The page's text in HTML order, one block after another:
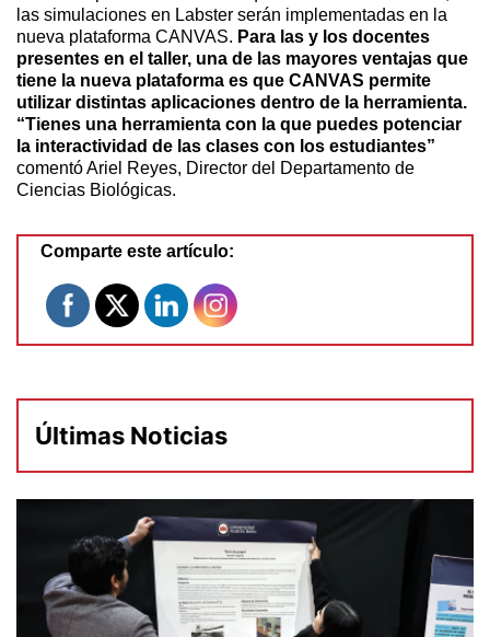
las simulaciones en Labster serán implementadas en la
nueva plataforma CANVAS. Para las y los docentes
presentes en el taller, una de las mayores ventajas que
tiene la nueva plataforma es que CANVAS permite
utilizar distintas aplicaciones dentro de la herramienta.
“Tienes una herramienta con la que puedes potenciar
la interactividad de las clases con los estudiantes”
comentó Ariel Reyes, Director del Departamento de
Ciencias Biológicas.
Comparte este artículo:
Últimas Noticias